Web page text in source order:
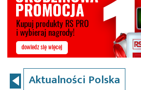
Aktualności Polska